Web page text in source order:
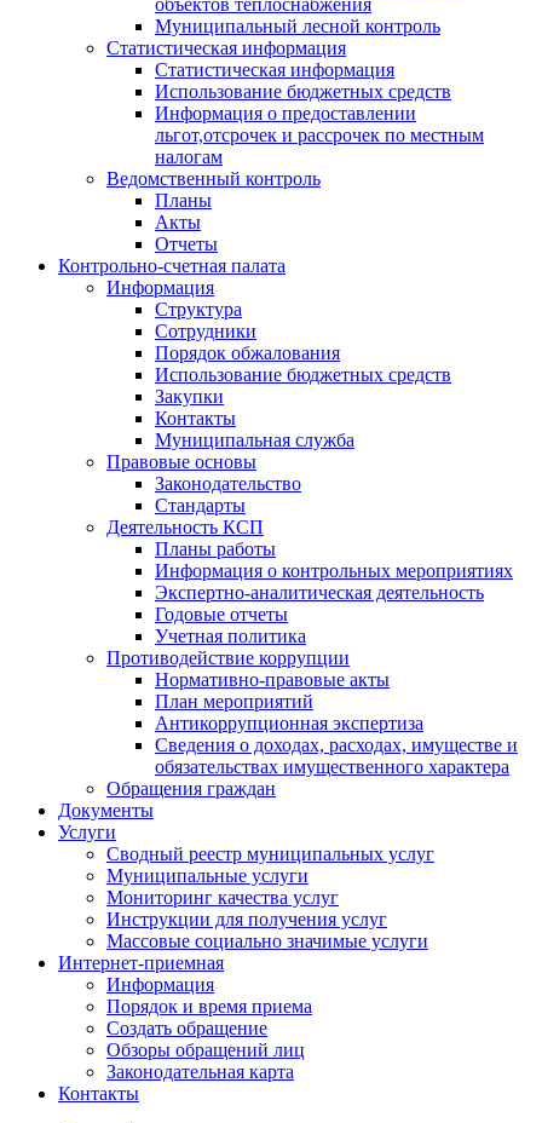
объектов теплоснабжения
Муниципальный лесной контроль
Статистическая информация
Статистическая информация
Использование бюджетных средств
Информация о предоставлении
льгот,отсрочек и рассрочек по местным
налогам
Ведомственный контроль
Планы
Акты
Отчеты
Контрольно-счетная палата
Информация
Структура
Сотрудники
Порядок обжалования
Использование бюджетных средств
Закупки
Контакты
Муниципальная служба
Правовые основы
Законодательство
Стандарты
Деятельность КСП
Планы работы
Информация о контрольных мероприятиях
Экспертно-аналитическая деятельность
Годовые отчеты
Учетная политика
Противодействие коррупции
Нормативно-правовые акты
План мероприятий
Антикоррупционная экспертиза
Сведения о доходах, расходах, имуществе и
обязательствах имущественного характера
Обращения граждан
Документы
Услуги
Сводный реестр муниципальных услуг
Муниципальные услуги
Мониторинг качества услуг
Инструкции для получения услуг
Массовые социально значимые услуги
Интернет-приемная
Информация
Порядок и время приема
Создать обращение
Обзоры обращений лиц
Законодательная карта
Контакты